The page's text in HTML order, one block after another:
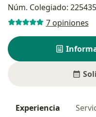
Núm. Colegiado: 225435
7 opiniones
Experiencia